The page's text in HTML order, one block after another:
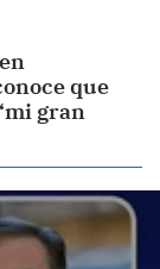
que
gran